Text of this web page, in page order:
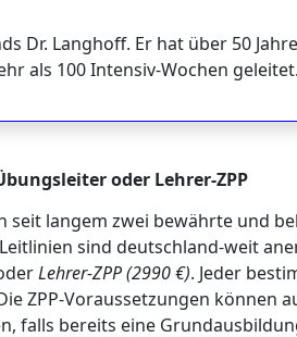
Dr. Langhoff. Er hat über 50
als 100 Intensiv-Wochen geleitet.
oder Lehrer-ZPP
seit langem zwei bewährte und
sind deutschland-weit
Lehrer-ZPP (2990 €). Jeder
ZPP-Voraussetzungen können
falls bereits eine